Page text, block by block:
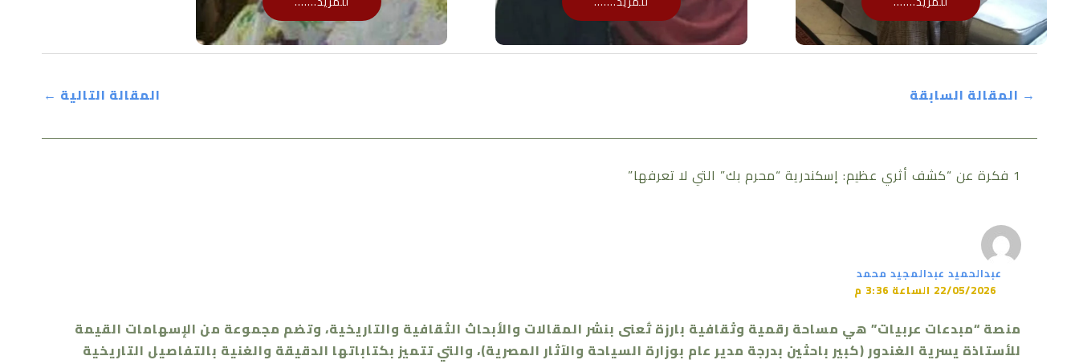
→ المقالة السابقة المقالة التالية ←
1 فكرة عن “كشف أثري عظيم: إسكندرية “محرم بك” التي لا تعرفها”
عبدالحميد عبدالمجيد محمد
22/05/2026 الساعة 3:36 م
منصة “مبدعات عربيات” هي مساحة رقمية وثقافية بارزة تُعنى بنشر المقالات والأبحاث الثقافية والتاريخية، وتضم مجموعة من الإسهامات القيمة
للأستاذة يسرية الغندور (كبير باحثين بدرجة مدير عام بوزارة السياحة والآثار المصرية)، والتي تتميز بكتاباتها الدقيقة والغنية بالتفاصيل التاريخية